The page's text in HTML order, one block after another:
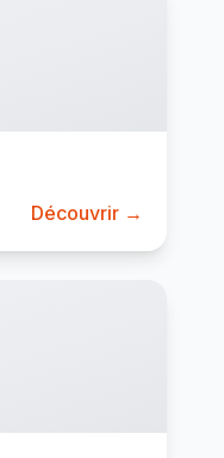
Découvrir →